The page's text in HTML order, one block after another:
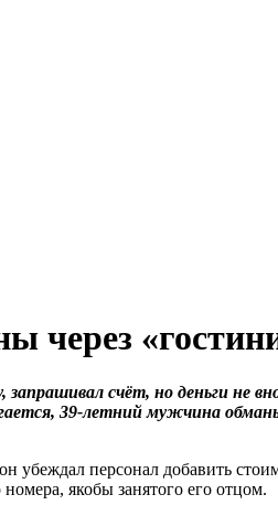
через
запрашивал счёт, но деньги не
39-летний мужчина
убеждал персонал добавить
якобы занятого его отцом.